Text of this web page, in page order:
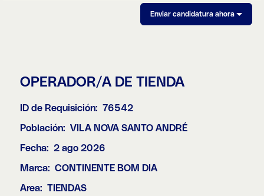
Enviar candidatura ahora
OPERADOR/A DE TIENDA
ID de Requisición: 76542
Población: VILA NOVA SANTO ANDRÉ
Fecha: 2 ago 2026
Marca: CONTINENTE BOM DIA
Area: TIENDAS